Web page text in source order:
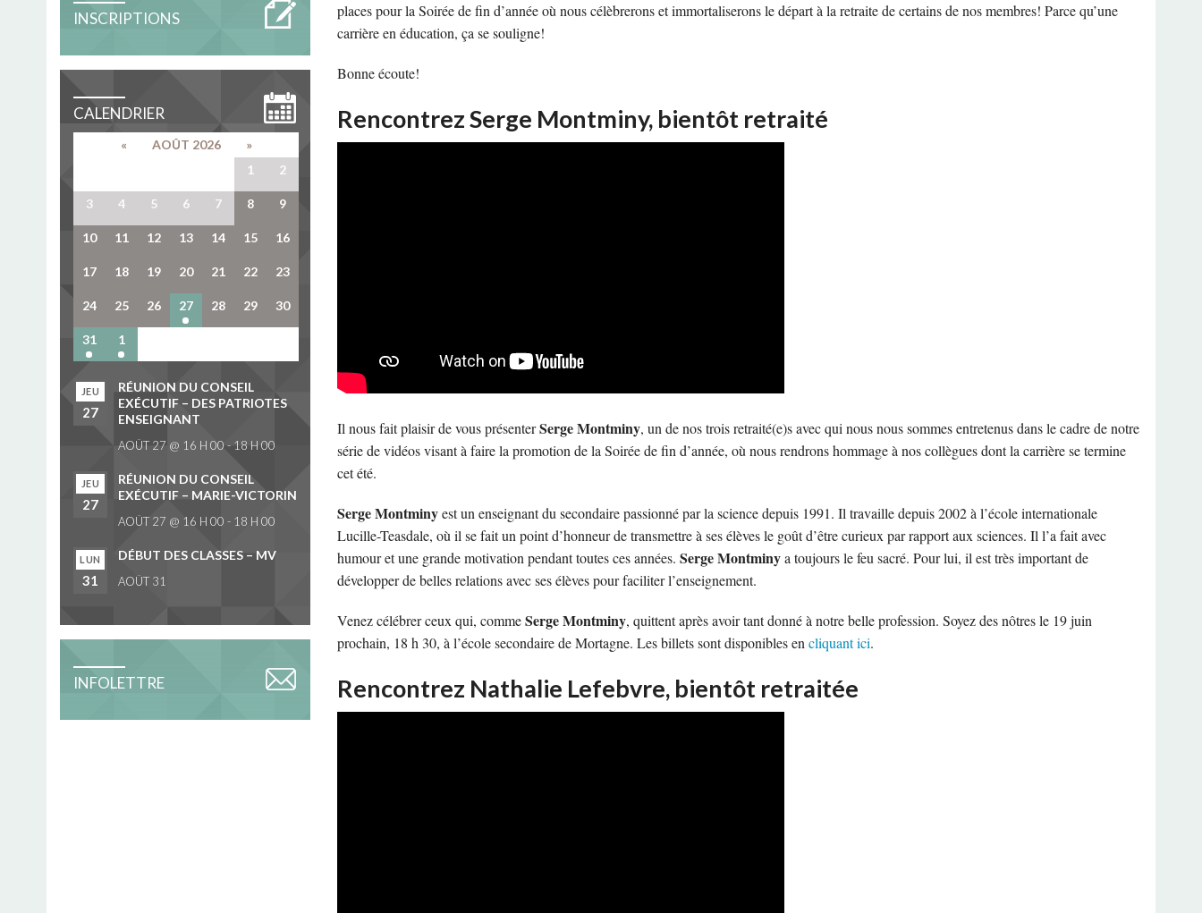
MALADIES RESPIRATOIRES
places pour la Soirée de fin d’année où nous célèbrerons et immortaliserons le départ à la retraite de certains de nos membres! Parce qu’une
carrière en éducation, ça se souligne!
Bonne écoute!
Rencontrez Serge Montminy, bientôt retraité
Il nous fait plaisir de vous présenterSerge Montminy, un de nos trois retraité(e)s avec qui nous nous sommes entretenus dans le cadre de notre
série de vidéos visant à faire la promotion de la Soirée de fin d’année, où nous rendrons hommage à nos collègues dont la carrière se termine
cet été.
Serge Montminyest un enseignant du secondaire passionné par la science depuis 1991. Il travaille depuis 2002 à l’école internationale
Lucille-Teasdale, où il se fait un point d’honneur de transmettre à ses élèves le goût d’être curieux par rapport aux sciences. Il l’a fait avec
humour et une grande motivation pendant toutes ces années. Serge Montminya toujours le feu sacré. Pour lui, il est très important de
développer de belles relations avec ses élèves pour faciliter l’enseignement.
Venez célébrer ceux qui, commeSerge Montminy, quittent après avoir tant donné à notre belle profession. Soyez des nôtres le 19 juin
prochain, 18 h 30, à l’école secondaire de Mortagne. Les billets sont disponibles en cliquant ici.
Rencontrez Nathalie Lefebvre, bientôt retraitée
INSCRIPTIONS
CALENDRIER
« AOÛT 2026
»
1 2
3 4 5 6 7 8 9
10 11 12 13 14 15 16
17 18 19 20 21 22 23
24 25 26 27 28 29 30
31 1
JEU
27
RÉUNION DU CONSEIL
EXÉCUTIF – DES PATRIOTES
ENSEIGNANT
AOÛT 27 @ 16 H 00 - 18 H 00
JEU
27
RÉUNION DU CONSEIL
EXÉCUTIF – MARIE-VICTORIN
AOÛT 27 @ 16 H 00 - 18 H 00
LUN
31
DÉBUT DES CLASSES – MV
AOÛT 31
INFOLETTRE